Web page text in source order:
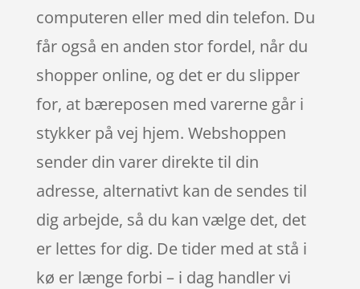
computeren eller med din telefon. Du
får også en anden stor fordel, når du
shopper online, og det er du slipper
for, at bæreposen med varerne går i
stykker på vej hjem. Webshoppen
sender din varer direkte til din
adresse, alternativt kan de sendes til
dig arbejde, så du kan vælge det, det
er lettes for dig. De tider med at stå i
kø er længe forbi – i dag handler vi